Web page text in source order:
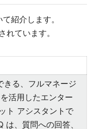
紹介します。
れています。
きる、フルマネージ
活用したエンター
ト アシスタントで
、質問への回答、